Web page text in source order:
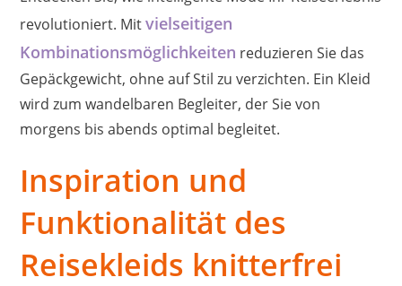
revolutioniert. Mitvielseitigen
Kombinationsmöglichkeiten reduzieren Sie das
Gepäckgewicht, ohne auf Stil zu verzichten. Ein Kleid
wird zum wandelbaren Begleiter, der Sie von
morgens bis abends optimal begleitet.
Inspiration und
Funktionalität des
Reisekleids knitterfrei